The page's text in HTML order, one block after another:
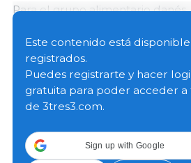
Para el grupo alimentario
contexto, el ministro danés de
Jensen, viajó a China con el
a las empresas danesas.
Entre otros aspectos, el Ministro
de cerdo danesas en caso de
africana llegue a Dinamarca. El
Este contenido está
registrados.
Puedes registrarte y hacer
gratuita para poder acceder
de 3tres3.com.
Sign up with Google